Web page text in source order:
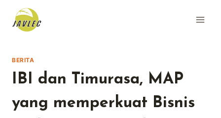
content
BERITA
IBI dan Timurasa, MAP
yang memperkuat Bisnis